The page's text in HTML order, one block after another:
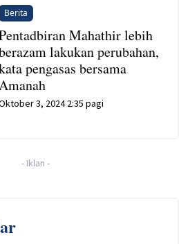
Berita
Mahathir lebih
lakukan perubahan,
pengasas bersama
3, 2024 2:35 pagi
- Iklan -